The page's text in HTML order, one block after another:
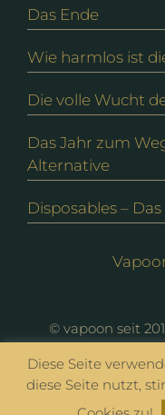
Das Ende
Wie harmlos ist
Die volle Wucht
Das Jahr zum
Alternative
Disposables –
© vapoon seit
Diese Seite
diese Seite nutzt,